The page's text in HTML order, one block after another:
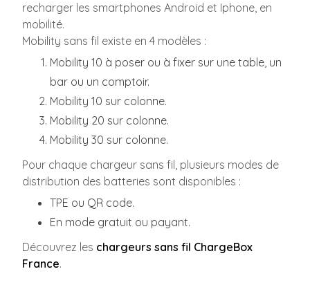
recharger les smartphones Android et Iphone, en
mobilité.
Mobility sans fil existe en 4 modèles :
Mobility 10 à poser ou à fixer sur une table, un
bar ou un comptoir.
Mobility 10 sur colonne.
Mobility 20 sur colonne.
Mobility 30 sur colonne.
Pour chaque chargeur sans fil, plusieurs modes de
distribution des batteries sont disponibles :
TPE ou QR code.
En mode gratuit ou payant.
Découvrez les chargeurs sans fil ChargeBox
France.